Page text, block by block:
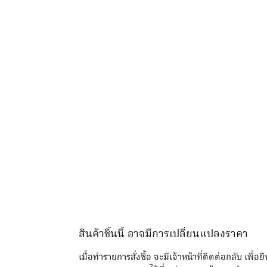
สินค้าชิ้นนี้ อาจมีการเปลี่ยนแปลงราคา
เมื่อทำรายการสั่งซื้อ จะมีเจ้าหน้าที่ติดต่อกลับ เพื่อ